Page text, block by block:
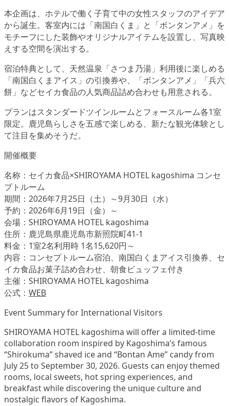
本企画は、ホテルで働く子育て中の女性スタッフのアイデア
から誕生。客室内には「南国白くま」と「ボンタンアメ」を
モチーフにした装飾やオリジナルアイテムを設置し、写真映
えする空間を演出する。
宿泊特典として、天然温泉「さつま乃湯」利用後に楽しめる
「南国白くまアイス」の引換券や、「ボンタンアメ」「兵六
餅」などセイカ食品の人気商品詰め合わせも用意される。
プランはスタンダードツインルームとフォースルーム各1室
限定。鹿児島らしさを五感で楽しめる、新たな観光体験とし
て注目を集めそうだ。
開催概要
名称：セイカ食品×SHIROYAMA HOTEL kagoshima コンセ
プトルーム
期間：2026年7月25日（土）～9月30日（水）
予約：2026年6月19日（金）～
会場：SHIROYAMA HOTEL kagoshima
住所：鹿児島県鹿児島市新照院町41-1
料金：1室2名利用時 1名15,620円～
内容：コンセプトルーム宿泊、南国白くまアイス引換券、セ
イカ食品お菓子詰め合わせ、朝食ビュッフェ付き
主催：SHIROYAMA HOTEL kagoshima
公式： WEB
Event Summary for International Visitors
SHIROYAMA HOTEL kagoshima will offer a limited-time
collaboration room inspired by Kagoshima’s famous
“Shirokuma” shaved ice and “Bontan Ame” candy from
July 25 to September 30, 2026. Guests can enjoy themed
rooms, local sweets, hot spring experiences, and
breakfast while discovering the unique culture and
nostalgic flavors of Kagoshima.